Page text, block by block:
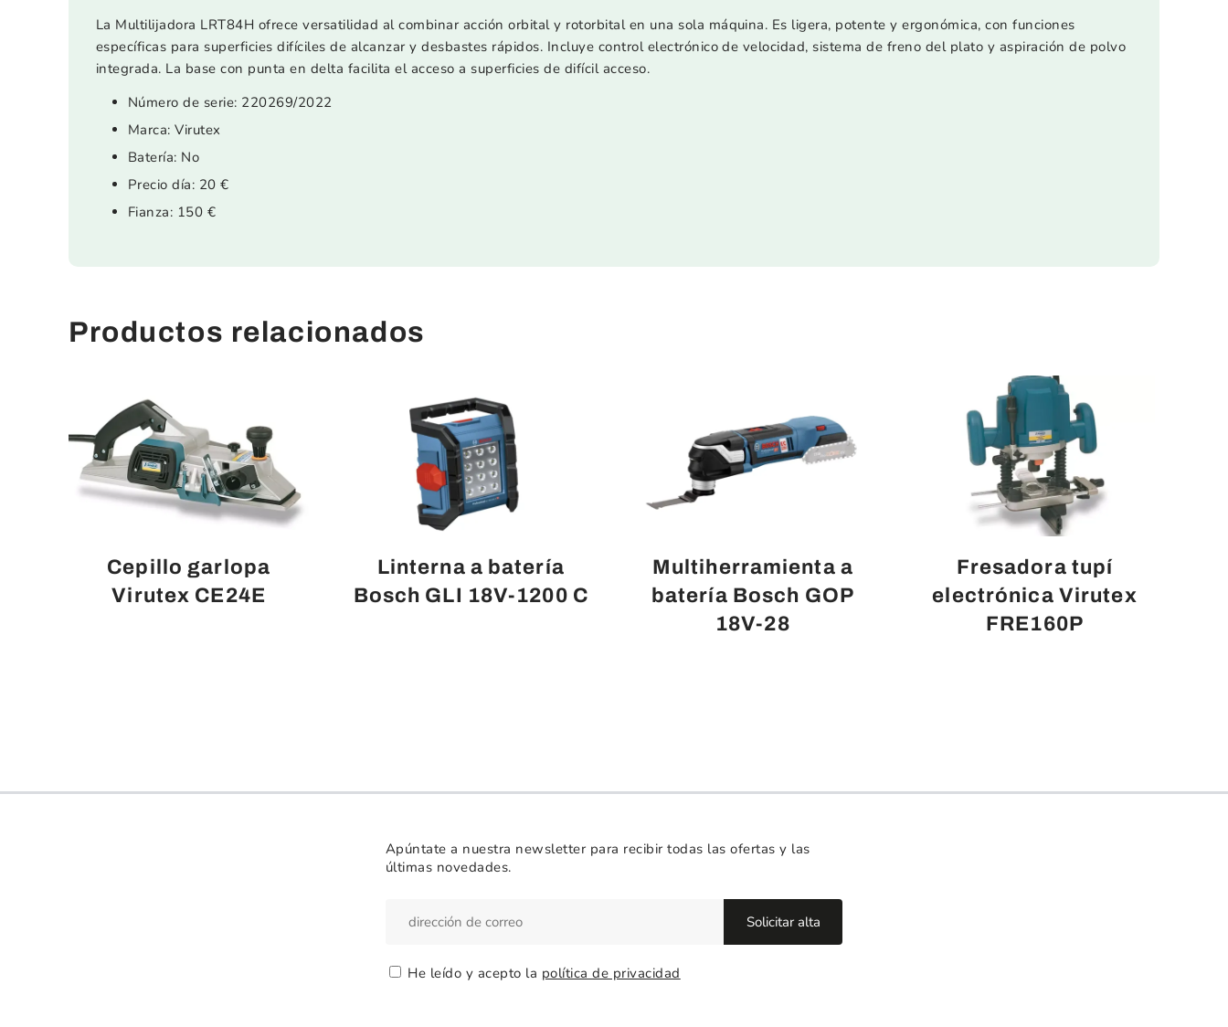
La Multilijadora LRT84H ofrece versatilidad al combinar acción orbital y rotorbital en una sola máquina. Es ligera, potente y ergonómica, con funciones
específicas para superficies difíciles de alcanzar y desbastes rápidos. Incluye control electrónico de velocidad, sistema de freno del plato y aspiración de polvo
integrada. La base con punta en delta facilita el acceso a superficies de difícil acceso.
Número de serie: 220269/2022
Marca: Virutex
Batería: No
Precio día: 20 €
Fianza: 150 €
Productos relacionados
Cepillo garlopa
Virutex CE24E
Linterna a batería
Bosch GLI 18V-1200 C
Multiherramienta a
batería Bosch GOP
18V-28
Fresadora tupí
electrónica Virutex
FRE160P
Apúntate a nuestra newsletter para recibir todas las ofertas y las
últimas novedades.
He leído y acepto la política de privacidad